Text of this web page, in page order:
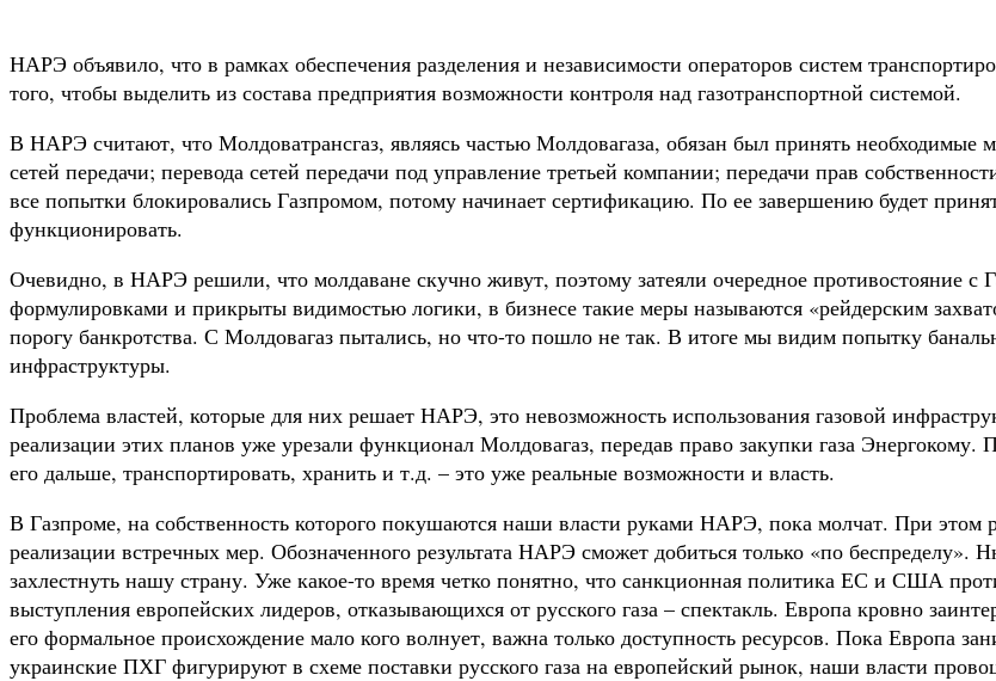
НАРЭ объявило, что в рамках обеспечения разделения и независимости операторов систем
того, чтобы выделить из состава предприятия возможности контроля над газотранспортной системой.
В НАРЭ считают, что Молдоватрансгаз, являясь частью Молдовагаза, обязан был принять необходимые
сетей передачи; перевода сетей передачи под управление третьей компании; передачи прав
все попытки блокировались Газпромом, потому начинает сертификацию. По ее завершению будет
функционировать.
Очевидно, в НАРЭ решили, что молдаване скучно живут, поэтому затеяли очередное противостояние
формулировками и прикрыты видимостью логики, в бизнесе такие меры называются «рейдерским
порогу банкротства. С Молдовагаз пытались, но что-то пошло не так. В итоге мы видим попытку
инфраструктуры.
Проблема властей, которые для них решает НАРЭ, это невозможность использования газовой
реализации этих планов уже урезали функционал Молдовагаз, передав право закупки газа Энергокому.
его дальше, транспортировать, хранить и т.д. – это уже реальные возможности и власть.
В Газпроме, на собственность которого покушаются наши власти руками НАРЭ, пока молчат. При этом
реализации встречных мер. Обозначенного результата НАРЭ сможет добиться только «по
захлестнуть нашу страну. Уже какое-то время четко понятно, что санкционная политика ЕС и США
выступления европейских лидеров, отказывающихся от русского газа – спектакль. Европа кровно
его формальное происхождение мало кого волнует, важна только доступность ресурсов. Пока Европа
украинские ПХГ фигурируют в схеме поставки русского газа на европейский рынок, наши власти